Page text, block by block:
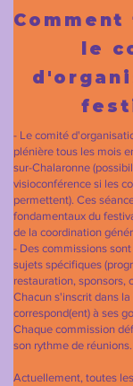
le
- Le comité
plénière tous les mois
sur-Chalaronne
visioconférence si les
permettent). Ces
fondamentaux du
de la coordination
- Des commissions
sujets spécifiques
restauration, sponsors,
Chacun s'inscrit dans la
correspond(ent) à ses
Chaque commission
son rythme de réunions.
Actuellement, toutes